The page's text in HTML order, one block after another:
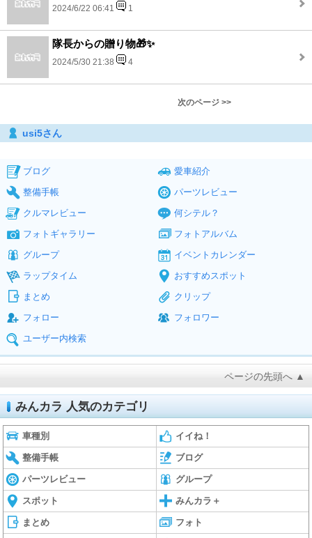
2024/6/22 06:41 1
隊長からの贈り物🎁✨
2024/5/30 21:38 4
次のページ >>
usi5さん
ブログ
愛車紹介
整備手帳
パーツレビュー
クルマレビュー
何シテル？
フォトギャラリー
フォトアルバム
グループ
イベントカレンダー
ラップタイム
おすすめスポット
まとめ
クリップ
フォロー
フォロワー
ユーザー内検索
ページの先頭へ ▲
みんカラ 人気のカテゴリ
車種別 イイね！
整備手帳 ブログ
パーツレビュー グループ
スポット みんカラ＋
まとめ フォト